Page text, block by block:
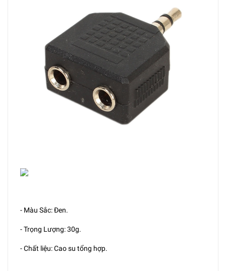
- Màu Sắc: Đen.
- Trọng Lượng: 30g.
- Chất liệu: Cao su tổng hợp.